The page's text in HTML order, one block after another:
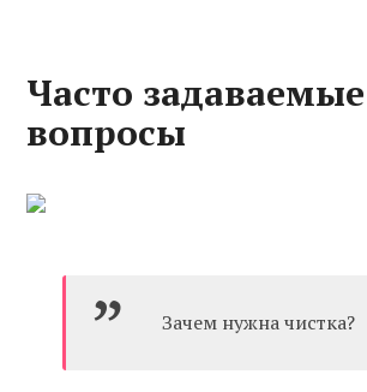
Часто задаваемые
вопросы
Зачем нужна чистка?